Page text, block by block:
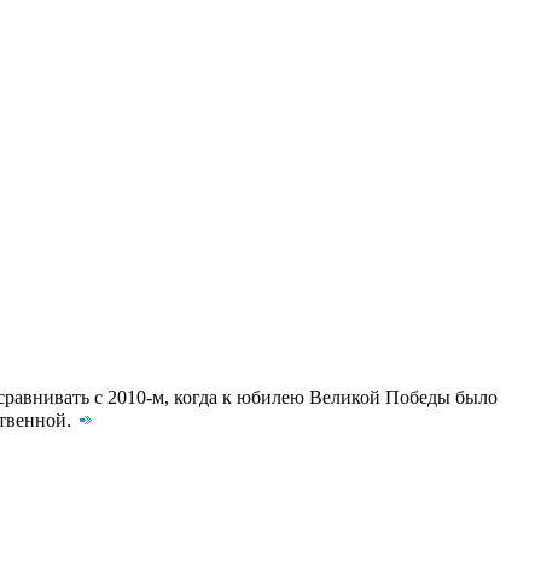
с 2010-м, когда к юбилею Великой Победы было